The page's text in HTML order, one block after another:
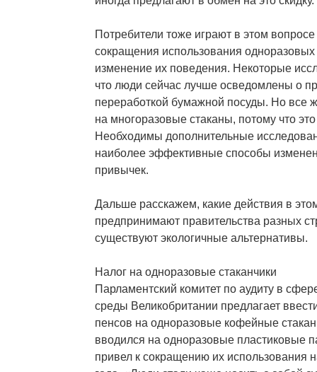
Потребители тоже играют в этом
сокращения использования
изменение их поведения. Некоторые
что люди сейчас лучше осведомлены о
переработкой бумажной посуды. Но все
на многоразовые стаканы, потому что
Необходимы дополнительные
наиболее эффективные способы
привычек.
Дальше расскажем, какие действия в
предпринимают правительства разных
существуют экологичные альтернативы.
Налог на одноразовые стаканчики
Парламентский комитет по аудиту в
среды Великобритании предлагает
пенсов на одноразовые кофейные
вводился на одноразовые пластиковые
привел к сокращению их использования